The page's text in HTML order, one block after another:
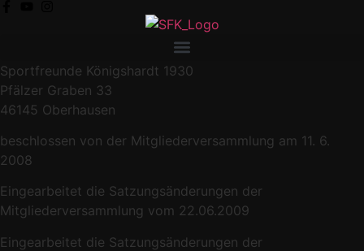
Sportfreunde Königshardt 1930
Pfälzer Graben 33
46145 Oberhausen
beschlossen von der Mitgliederversammlung am 11. 6.
2008
Eingearbeitet die Satzungsänderungen der
Mitgliederversammlung vom 22.06.2009
Eingearbeitet die Satzungsänderungen der